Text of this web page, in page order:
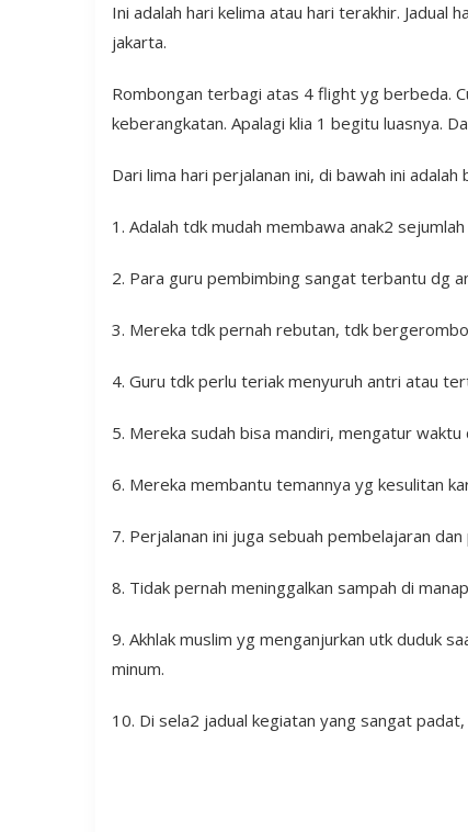
Ini adalah hari kelima atau hari terakhir. Jadual
jakarta.
Rombongan terbagi atas 4 flight yg berbeda.
keberangkatan. Apalagi klia 1 begitu luasnya.
Dari lima hari perjalanan ini, di bawah ini
1. Adalah tdk mudah membawa anak2
2. Para guru pembimbing sangat terbantu dg
3. Mereka tdk pernah rebutan, tdk
4. Guru tdk perlu teriak menyuruh antri atau
5. Mereka sudah bisa mandiri, mengatur
6. Mereka membantu temannya yg kesulitan
7. Perjalanan ini juga sebuah pembelajaran
8. Tidak pernah meninggalkan sampah di
9. Akhlak muslim yg menganjurkan utk duduk
minum.
10. Di sela2 jadual kegiatan yang sangat